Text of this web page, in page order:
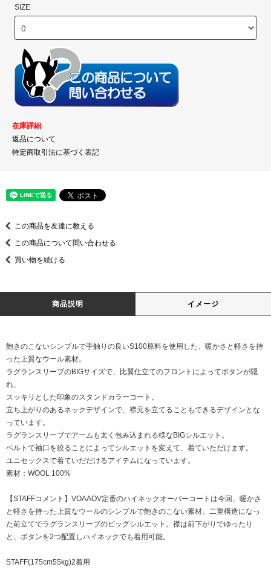
SIZE
在庫詳細
返品について
特定商取引法に基づく表記
この商品を友達に教える
この商品について問い合わせる
買い物を続ける
商品説明 イメージ
飽きのこないシンプルで手触りの良いS100原料を使用した、暖かさと軽さを持
った上質なウール素材。
ラグランスリーブのBIGサイズで、比翼仕立てのフロントによってボタンが隠
れ、
スッキリとした印象のスタンドカラーコート。
立ち上がりのあるネックデザインで、襟元を立てることもできるデザインとな
っています。
ラグランスリーブでアームも太く包み込まれる様なBIGシルエット。
ベルトで袖口を絞ることによってシルエットを変えて、着ていただけます。
ユニセックスで着ていだだけるアイテムになっています。
素材：WOOL 100%
【STAFFコメント】VOAAOV定番のハイネックオーバーコートは今回、暖かさ
と軽さを持った上質なウールのシンプルで飽きのこない素材。二重構造になっ
た前立てでラグランスリーブのビッグシルエット。襟は前下がりでゆったり
と、ボタンを2つ配置しハイネックでも着用可能。
STAFF(175cm55kg)2着用